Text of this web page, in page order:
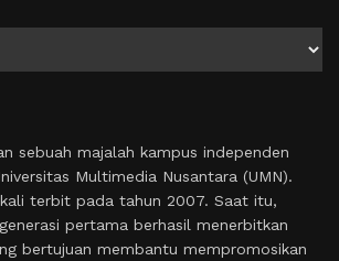
sebuah majalah kampus independen
Multimedia Nusantara (UMN).
terbit pada tahun 2007. Saat itu,
pertama berhasil menerbitkan
bertujuan membantu mempromosikan